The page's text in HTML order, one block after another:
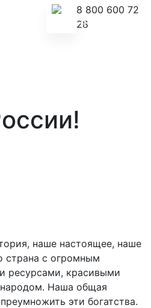
8 800 600 72
28
наше настоящее, наше
страна с огромным
ресурсами, красивыми
Наша общая
эти богатства.